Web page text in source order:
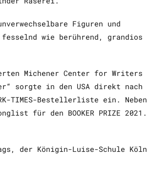
Figuren und
wie berührend, grandios
Michener Center for Writers
sorgte in den USA direkt nach
TIMES-Bestellerliste ein. Neben
für den BOOKER PRIZE 2021.
der Königin-Luise-Schule Köln